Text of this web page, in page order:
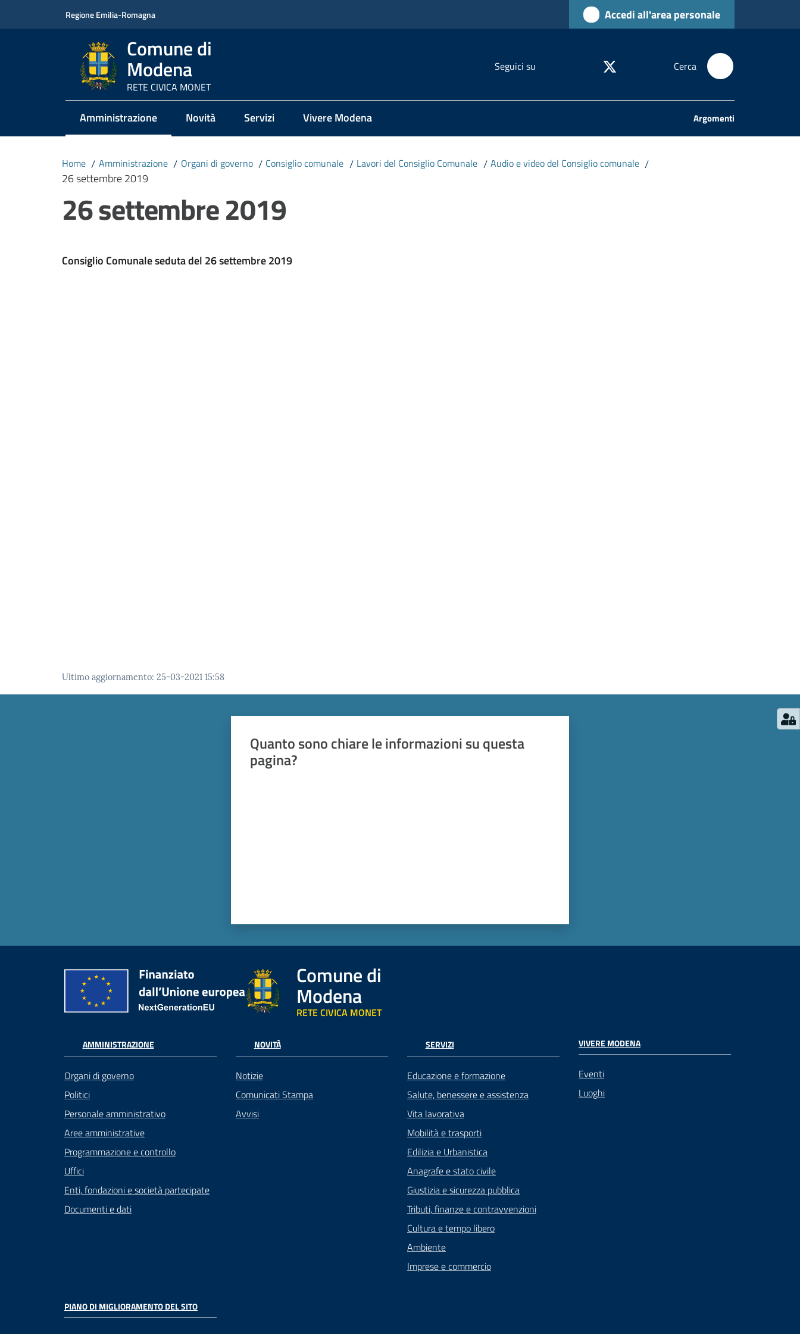
Regione Emilia-Romagna Accedi all'area personale
Comune di
Modena
RETE CIVICA MONET
Seguici su Cerca
Amministrazione
Menu selezionato Novità Servizi Vivere Modena Argomenti
Home / Amministrazione / Organi di governo / Consiglio comunale / Lavori del Consiglio Comunale / Audio e video del Consiglio comunale /
26 settembre 2019
26 settembre 2019
Consiglio Comunale seduta del 26 settembre 2019
Ultimo aggiornamento: 25-03-2021 15:58
Quanto sono chiare le informazioni su questa
pagina?
Comune di
Modena
RETE CIVICA MONET
AMMINISTRAZIONE
Organi di governo
Politici
Personale amministrativo
Aree amministrative
Programmazione e controllo
Uffici
Enti, fondazioni e società partecipate
Documenti e dati
NOVITÀ
Notizie
Comunicati Stampa
Avvisi
SERVIZI
Educazione e formazione
Salute, benessere e assistenza
Vita lavorativa
Mobilità e trasporti
Edilizia e Urbanistica
Anagrafe e stato civile
Giustizia e sicurezza pubblica
Tributi, finanze e contravvenzioni
Cultura e tempo libero
Ambiente
Imprese e commercio
VIVERE MODENA
Eventi
Luoghi
PIANO DI MIGLIORAMENTO DEL SITO